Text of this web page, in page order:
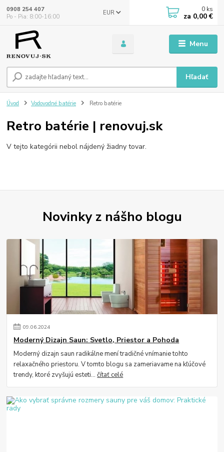
Menu
EUR
Hľadať
0908 254 407
Po - Pia: 8:00-16:00
0 ks
za 0,00 €
Úvod Vodovodné batérie Retro batérie
Retro batérie | renovuj.sk
V tejto kategórii nebol nájdený žiadny tovar.
Novinky z nášho blogu
09.06.2024
Moderný Dizajn Saun: Svetlo, Priestor a Pohoda
Moderný dizajn saun radikálne mení tradičné vnímanie tohto
relaxačného priestoru. V tomto blogu sa zameriavame na kľúčové
trendy, ktoré zvyšujú esteti...čítať celé